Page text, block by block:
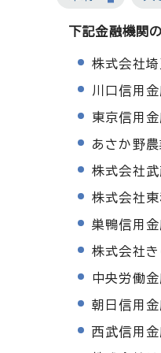
下記金融機関
株式会社
川口信用金
東京信用金
あさか野
株式会社
株式会社
巣鴨信用金
株式会社
中央労働金
朝日信用金
西武信用金